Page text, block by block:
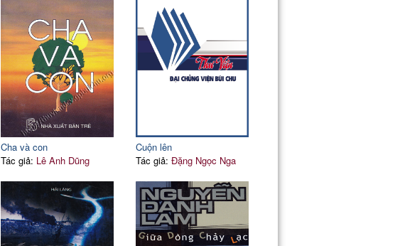
Cha và con
Tác giả: Lê Anh Dũng
Cuộn lên
Tác giả: Đặng Ngọc Nga